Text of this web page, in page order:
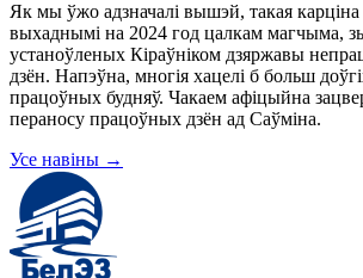
Як мы ўжо адзначалі вышэй, такая карціна
выхаднымі на 2024 год цалкам магчыма,
устаноўленых Кіраўніком дзяржавы
дзён. Напэўна, многія хацелі б больш
працоўных будняў. Чакаем афіцыйна
пераносу працоўных дзён ад Саўміна.
Усе навіны →